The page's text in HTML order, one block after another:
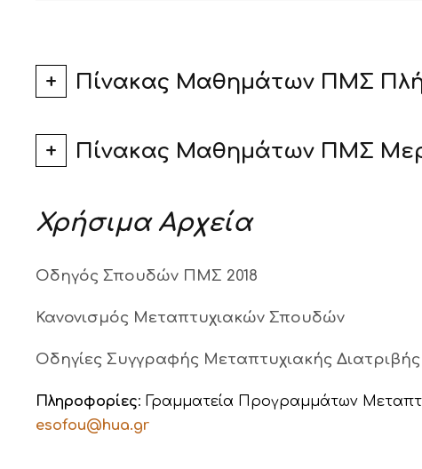
Πίνακας Μαθημάτων ΠΜΣ
Πίνακας Μαθημάτων ΠΜΣ
Χρήσιμα Αρχεία
Οδηγός Σπουδών ΠΜΣ 2018
Κανονισμός Μεταπτυχιακών Σπουδών
Οδηγίες Συγγραφής Μεταπτυχιακής Διατριβής
Πληροφορίες: Γραμματεία Προγραμμάτων
esofou@hua.gr